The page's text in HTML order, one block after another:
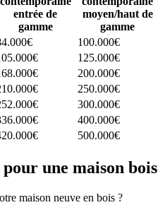
entrée de
gamme
moyen/haut de
gamme
100.000€
125.000€
200.000€
250.000€
300.000€
400.000€
500.000€
une maison bois
maison neuve en bois ?